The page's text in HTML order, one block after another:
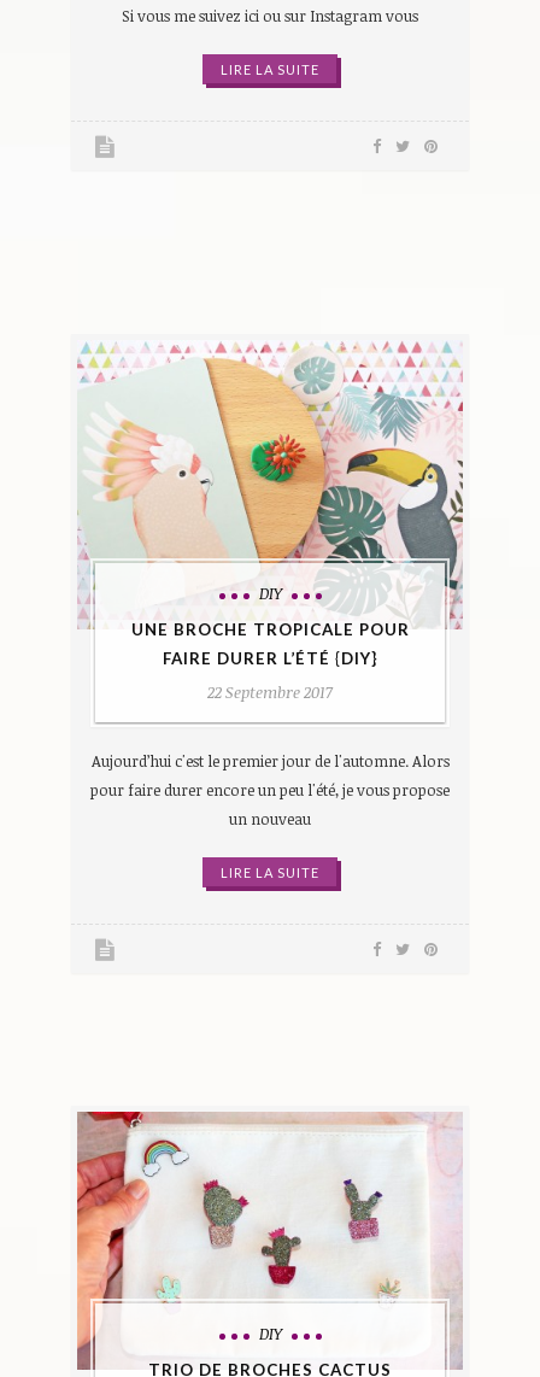
Si vous me suivez ici ou sur Instagram vous
LIRE LA SUITE
DIY
UNE BROCHE TROPICALE POUR
FAIRE DURER L’ÉTÉ {DIY}
22 Septembre 2017
Aujourd’hui c'est le premier jour de l'automne. Alors
pour faire durer encore un peu l'été, je vous propose
un nouveau
LIRE LA SUITE
DIY
TRIO DE BROCHES CACTUS